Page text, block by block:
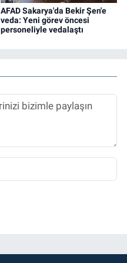
AFAD Sakarya'da Bekir Şen'e
veda: Yeni görev öncesi
personeliyle vedalaştı